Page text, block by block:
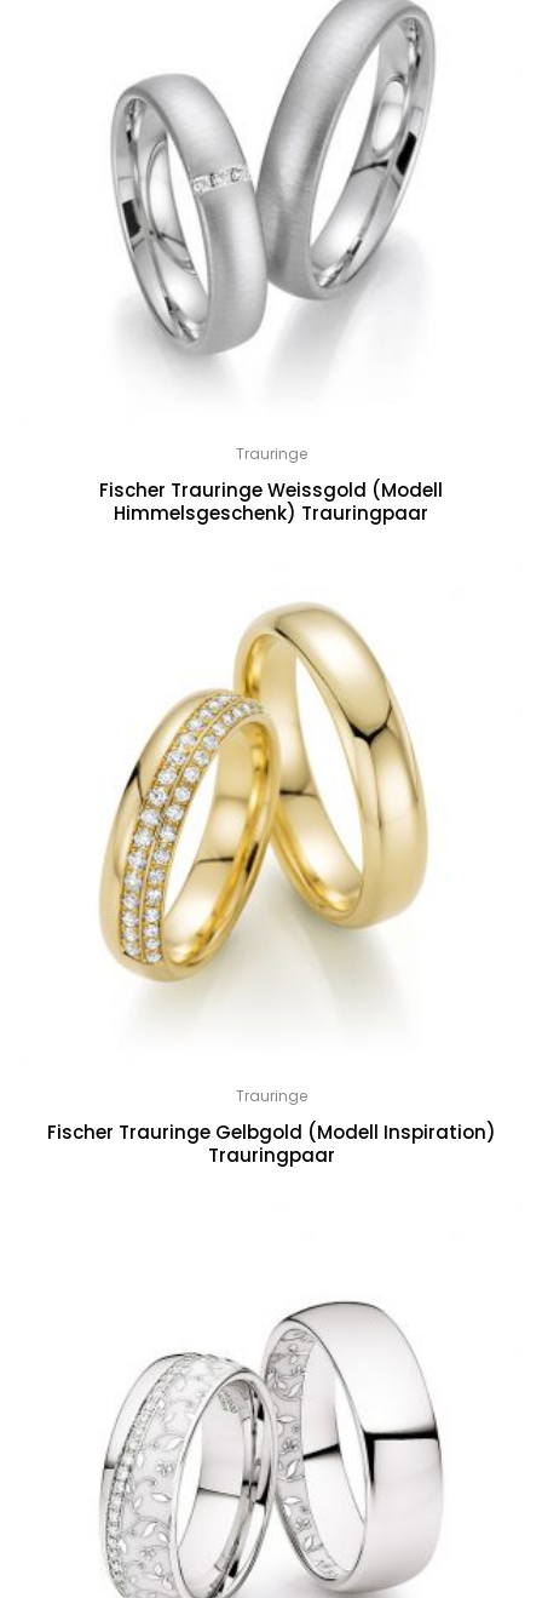
Trauringe
Fischer Trauringe Weissgold (Modell
Himmelsgeschenk) Trauringpaar
Trauringe
Fischer Trauringe Gelbgold (Modell Inspiration)
Trauringpaar